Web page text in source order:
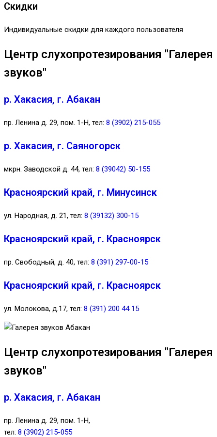
Скидки
Индивидуальные скидки для каждого пользователя
Центр слухопротезирования "Галерея
звуков"
р. Хакасия, г. Абакан
пр. Ленина д. 29, пом. 1-Н, тел: 8 (3902) 215-055
р. Хакасия, г. Саяногорск
мкрн. Заводской д. 44, тел: 8 (39042) 50-155
Красноярский край, г. Минусинск
ул. Народная, д. 21, тел: 8 (39132) 300-15
Красноярский край, г. Красноярск
пр. Свободный, д. 40, тел: 8 (391) 297-00-15
Красноярский край, г. Красноярск
ул. Молокова, д.17, тел: 8 (391) 200 44 15
Центр слухопротезирования "Галерея
звуков"
р. Хакасия, г. Абакан
пр. Ленина д. 29, пом. 1-Н,
тел: 8 (3902) 215-055